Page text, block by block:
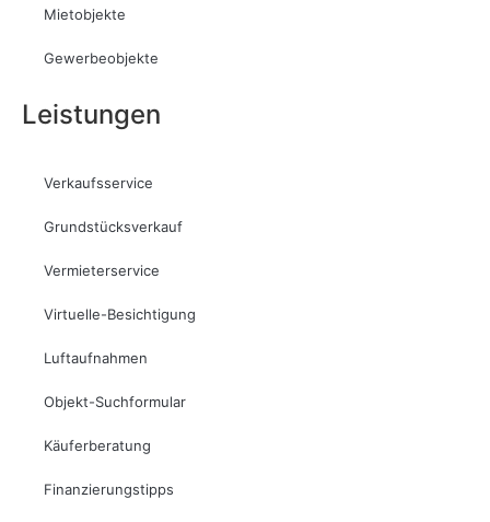
Mietobjekte
Gewerbeobjekte
Leistungen
Verkaufsservice
Grundstücksverkauf
Vermieterservice
Virtuelle-Besichtigung
Luftaufnahmen
Objekt-Suchformular
Käuferberatung
Finanzierungstipps